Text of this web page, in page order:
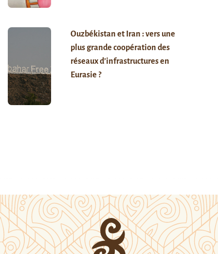
Ouzbékistan et Iran : vers une
plus grande coopération des
réseaux d’infrastructures en
Eurasie ?